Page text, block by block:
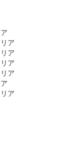
ア
ア
ア
ア
ア